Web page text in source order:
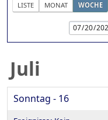
LISTE MONAT WOCHE
Juli
Sonntag - 16